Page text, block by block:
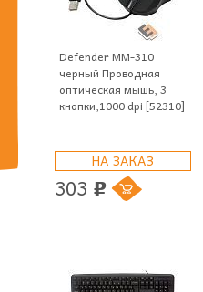
Defender MM-310
черный Проводная
оптическая мышь, 3
кнопки,1000 dpi [52310]
НА ЗАКАЗ
303 p